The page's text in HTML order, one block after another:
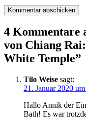
4 Kommentare
von Chiang
White Temple”
Tilo Weise sagt:
21. Januar 2020
Hallo Annik der
Bath! Es war